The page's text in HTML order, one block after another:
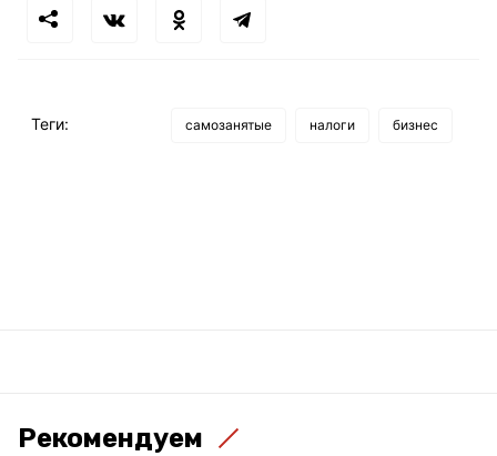
Теги: самозанятые налоги бизнес
Рекомендуем